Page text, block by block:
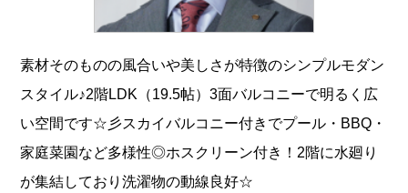
素材そのものの風合いや美しさが特徴のシンプルモダン
スタイル♪2階LDK（19.5帖）3面バルコニーで明るく広
い空間です☆彡スカイバルコニー付きでプール・BBQ・
家庭菜園など多様性◎ホスクリーン付き！2階に水廻り
が集結しており洗濯物の動線良好☆